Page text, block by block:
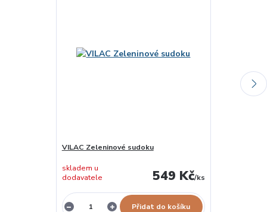
VILAC Zeleninové sudoku
549 Kč/ks
skladem u
dodavatele
Přidat do košíku